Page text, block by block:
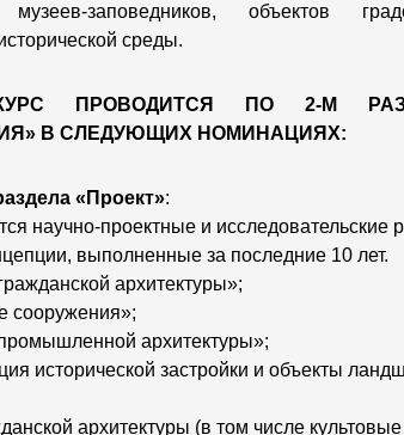
музеев-заповедников, объектов
среды.
ПРОВОДИТСЯ ПО 2-М
В СЛЕДУЮЩИХ НОМИНАЦИЯХ:
«Проект»:
научно-проектные и исследовательские
выполненные за последние 10 лет.
архитектуры»;
сооружения»;
архитектуры»;
исторической застройки и объекты
архитектуры (в том числе